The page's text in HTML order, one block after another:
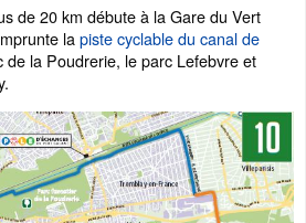
de 20 km débute à la Gare du Vert
lapiste cyclable du canal de
de la Poudrerie, le parc Lefebvre et